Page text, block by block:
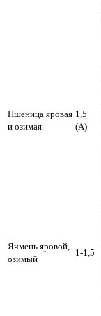
Пшеница яровая
и озимая
1,5
(А)
Ячмень яровой,
озимый
1-1,5